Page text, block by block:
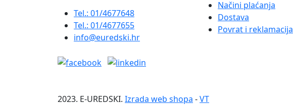
Tel.: 01/4677648
Tel.: 01/4677655
info@euredski.hr
Načini plaćanja
Dostava
Povrat i reklamacija
2023. E-UREDSKI. Izrada web shopa -VT